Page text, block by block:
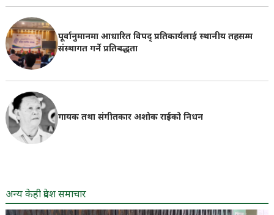
पूर्वानुमानमा आधारित विपद् प्रतिकार्यलाई स्थानीय तहसम्म
संस्थागत गर्ने प्रतिबद्धता
गायक तथा संगीतकार अशोक राईको निधन
अन्य केही प्रदेश समाचार